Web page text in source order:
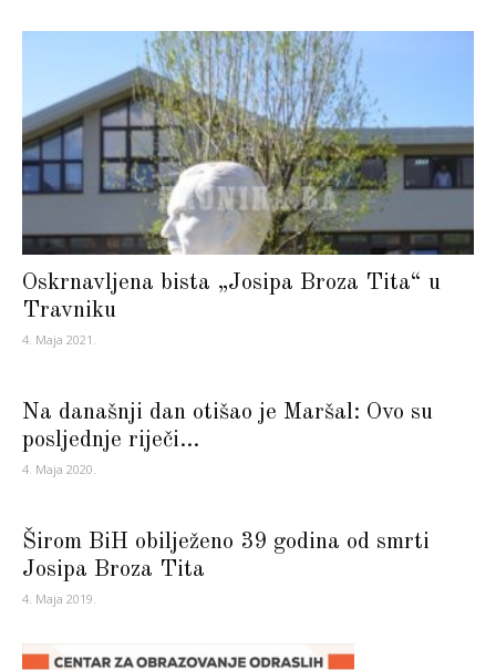
Oskrnavljena bista „Josipa Broza Tita“ u
Travniku
4. Maja 2021.
Na današnji dan otišao je Maršal: Ovo su
posljednje riječi...
4. Maja 2020.
Širom BiH obilježeno 39 godina od smrti
Josipa Broza Tita
4. Maja 2019.